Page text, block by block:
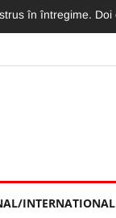
Jandarmerie”
INTERNATIONAL